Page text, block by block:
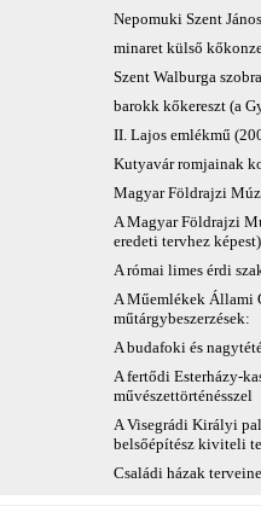
Nepomuki Szent
minaret külső
Szent Walburga
barokk kőkereszt (a
II. Lajos emlékmű
Kutyavár romjainak
Magyar Földrajzi
A Magyar Földrajzi
eredeti tervhez
A római limes érdi
A Műemlékek Állami
műtárgybeszerzések:
A budafoki és
A fertődi Esterházy-
művészettörténésszel
A Visegrádi Királyi
belsőépítész kiviteli
Családi házak